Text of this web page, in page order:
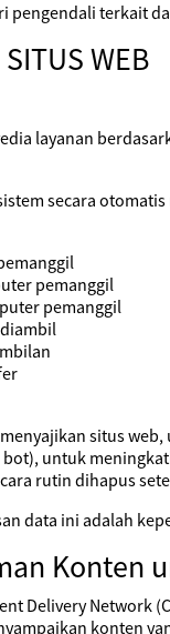
pengendali terkait
WEB
layanan
secara
pemanggil
pemanggil
situs
bot), untuk
rutin dihapus
data ini adalah
Konten
Delivery Network
konten